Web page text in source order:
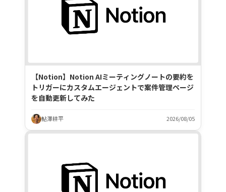
【Notion】Notion AIミーティングノートの要約を
トリガーにカスタムエージェントで案件管理ページ
を自動更新してみた
鮎澤耕平 2026/08/05